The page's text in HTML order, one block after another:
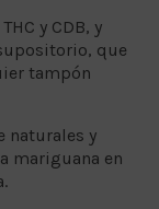
y CDB, y
que
tampón
naturales y
mariguana en